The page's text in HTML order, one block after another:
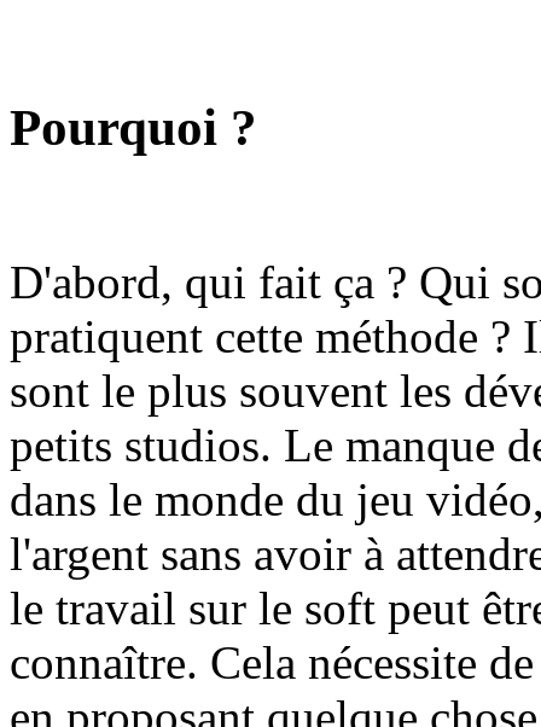
Pourquoi ?
D'abord, qui fait ça ? Qui
pratiquent cette méthode ?
sont le plus souvent les
petits studios. Le manque
dans le monde du jeu
l'argent sans avoir à
le travail sur le soft peut
connaître. Cela nécessite
en proposant quelque